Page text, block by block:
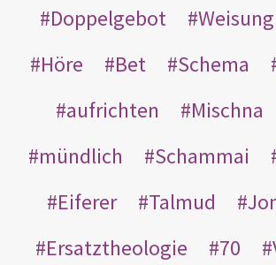
Doppelgebot
Weisung
Höre
Bet Schema
aufrichten
Mischna
mündlich
Schammai
Eiferer
Talmud
Ersatztheologie
70